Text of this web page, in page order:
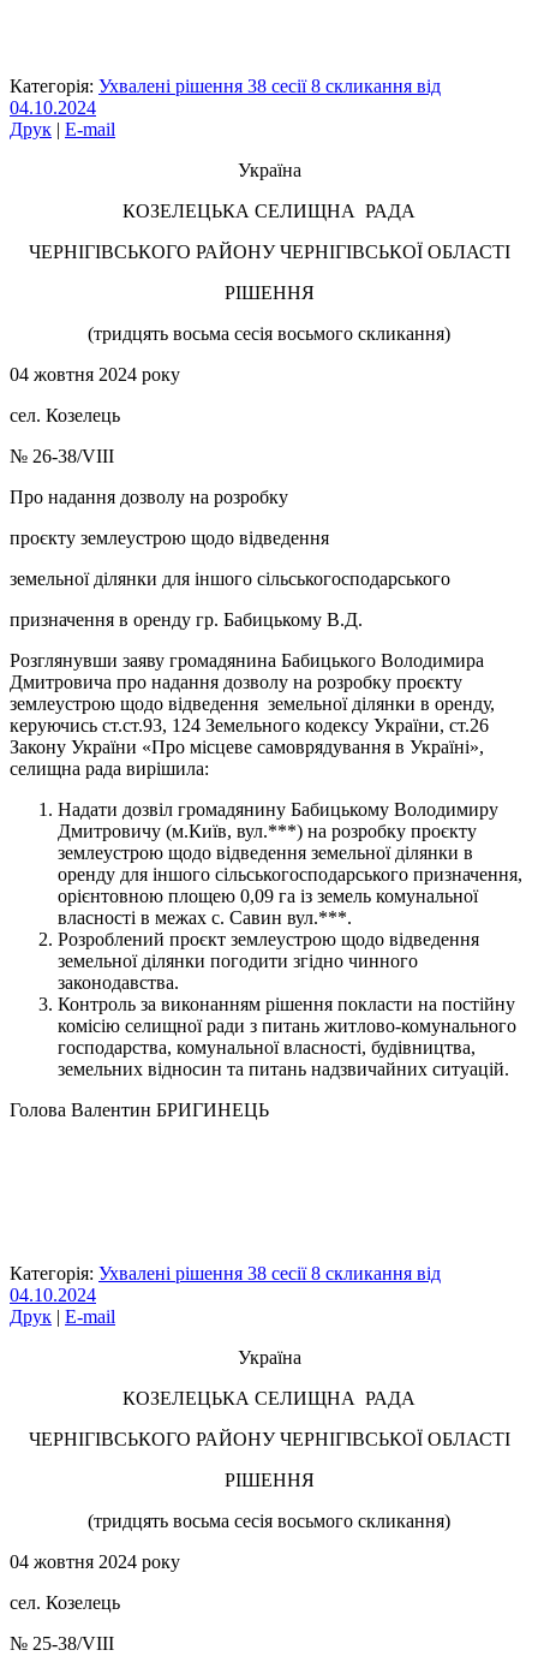
Категорія: Ухвалені рішення 38 сесії 8 скликання від
04.10.2024
Друк | E-mail
Україна
КОЗЕЛЕЦЬКА СЕЛИЩНА РАДА
ЧЕРНІГІВСЬКОГО РАЙОНУ ЧЕРНІГІВСЬКОЇ ОБЛАСТІ
РІШЕННЯ
(тридцять восьма сесія восьмого скликання)
04 жовтня 2024 року
сел. Козелець
№ 26-38/VIII
Про надання дозволу на розробку
проєкту землеустрою щодо відведення
земельної ділянки для іншого сільськогосподарського
призначення в оренду гр. Бабицькому В.Д.
Розглянувши заяву громадянина Бабицького Володимира
Дмитровича про надання дозволу на розробку проєкту
землеустрою щодо відведення земельної ділянки в оренду,
керуючись ст.ст.93, 124 Земельного кодексу України, ст.26
Закону України «Про місцеве самоврядування в Україні»,
селищна рада вирішила:
Надати дозвіл громадянину Бабицькому Володимиру
Дмитровичу (м.Київ, вул.***) на розробку проєкту
землеустрою щодо відведення земельної ділянки в
оренду для іншого сільськогосподарського призначення,
орієнтовною площею 0,09 га із земель комунальної
власності в межах с. Савин вул.***.
Розроблений проєкт землеустрою щодо відведення
земельної ділянки погодити згідно чинного
законодавства.
Контроль за виконанням рішення покласти на постійну
комісію селищної ради з питань житлово-комунального
господарства, комунальної власності, будівництва,
земельних відносин та питань надзвичайних ситуацій.
Голова Валентин БРИГИНЕЦЬ
Категорія: Ухвалені рішення 38 сесії 8 скликання від
04.10.2024
Друк | E-mail
Україна
КОЗЕЛЕЦЬКА СЕЛИЩНА РАДА
ЧЕРНІГІВСЬКОГО РАЙОНУ ЧЕРНІГІВСЬКОЇ ОБЛАСТІ
РІШЕННЯ
(тридцять восьма сесія восьмого скликання)
04 жовтня 2024 року
сел. Козелець
№ 25-38/VIII